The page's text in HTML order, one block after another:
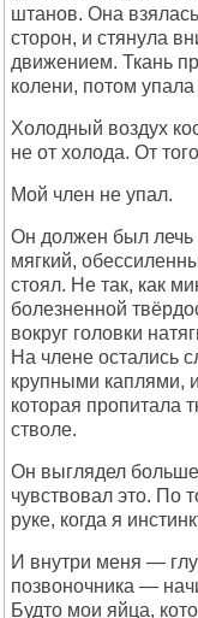
штанов. Она
сторон, и стянула
движением. Ткань
колени, потом
Холодный воздух
не от холода. От
Мой член не упал.
Он должен был лечь
мягкий,
стоял. Не так, как
болезненной
вокруг головки
На члене остались
крупными каплями,
которая пропитала
стволе.
Он выглядел
чувствовал это. По
руке, когда я
И внутри меня —
позвоночника —
Будто мои яйца,